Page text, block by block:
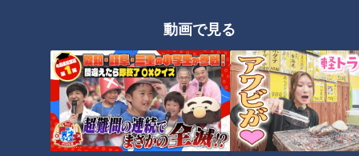
動画で見る
太田光 人生餃子の皿台湾を食
す！【デララバあさって生放送
２時間SP】
生放送！デララバ大相撲！力士
が好きな名古屋めし２時間ＳＰ